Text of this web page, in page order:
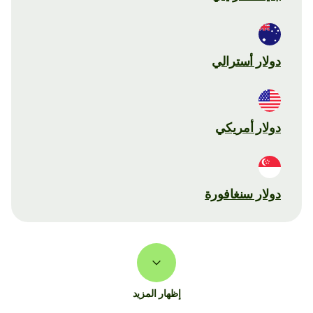
دولار أسترالي
دولار أمريكي
دولار سنغافورة
إظهار المزيد